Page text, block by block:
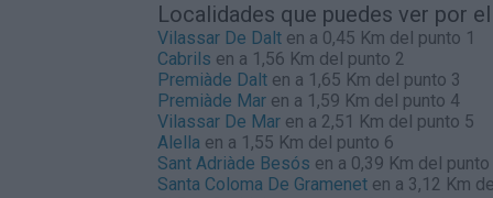
Localidades que puedes ver por
Vilassar De Dalt en a 0,45 Km del punto 1
Cabrils en a 1,56 Km del punto 2
Premiàde Dalt en a 1,65 Km del punto 3
Premiàde Mar en a 1,59 Km del punto 4
Vilassar De Mar en a 2,51 Km del punto 5
Alella en a 1,55 Km del punto 6
Sant Adriàde Besós en a 0,39 Km del
Santa Coloma De Gramenet en a 3,12 Km